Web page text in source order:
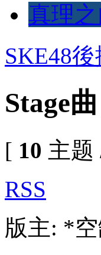
真理之
SKE48
Stage曲
[ 10 主题
RSS
版主: *